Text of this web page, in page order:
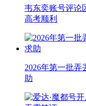
韦东奕账号评论
高考顺利
2026年第一批
助